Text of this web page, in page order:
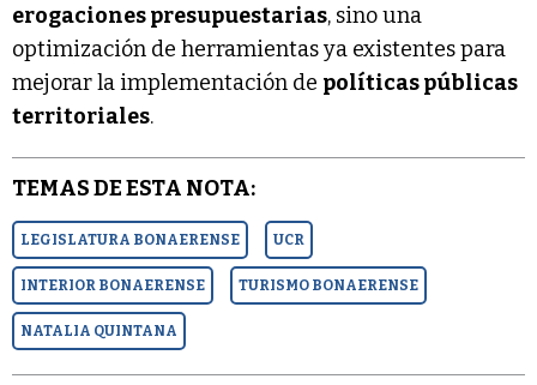
erogaciones presupuestarias, sino una
optimización de herramientas ya existentes para
mejorar la implementación de políticas públicas
territoriales.
TEMAS DE ESTA NOTA:
LEGISLATURA BONAERENSE UCR
INTERIOR BONAERENSE TURISMO BONAERENSE
NATALIA QUINTANA